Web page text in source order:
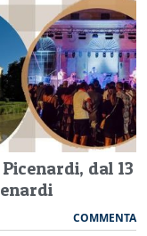
dal 13
COMMENTA